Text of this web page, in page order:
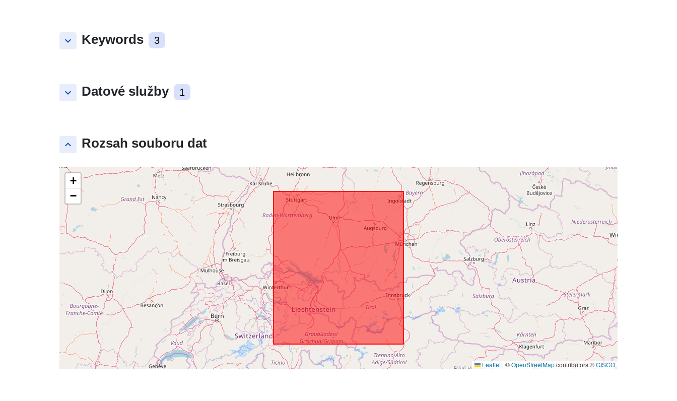
keyboard_arrow_down Keywords 3
keyboard_arrow_down Datové služby 1
keyboard_arrow_up Rozsah souboru dat
+
−
Leaflet | ©OpenStreetMapcontributors ©GISCO